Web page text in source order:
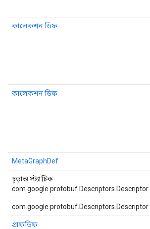
কালেকশন ডিফ
কালেকশন ডিফ
MetaGraphDef
চূড়ান্ত স্ট্যাটিক
com.google.protobuf.Descriptors.Descriptor
com.google.protobuf.Descriptors.Descriptor
গ্রাফডিফ